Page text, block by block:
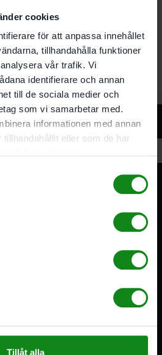
cookies
för att anpassa innehållet
tillhandahålla funktioner
vår trafik. Vi
identifierare och annan
till de sociala medier och
som vi samarbetar med.
informationen med annan
eller som de har
Tillåt alla
diamantsegment.
produkter
en fysisk butik och
samt en e-handel för hela
erfarenhet.